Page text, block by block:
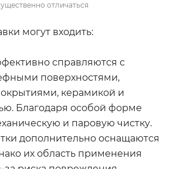
отличаться
могут входить:
справляются с
поверхностями,
керамикой и
Благодаря особой форме
и паровую чистку.
дополнительно оснащаются
их область применения